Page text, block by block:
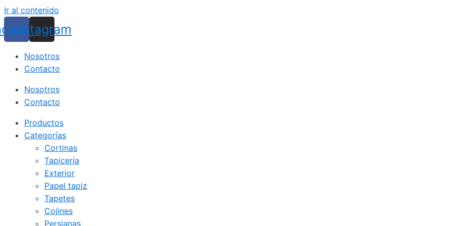
Ir al contenido
Instagram
Nosotros
Contacto
Nosotros
Contacto
Productos
Categorías
Cortinas
Tapicería
Exterior
Papel tapiz
Tapetes
Cojines
Persianas